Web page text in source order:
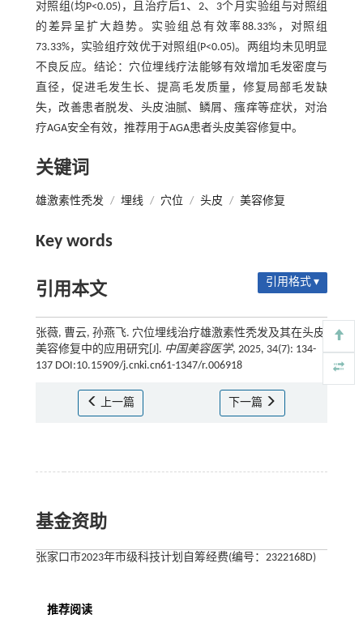
对照组(均P<0.05)，且治疗后1、2、3个月实验组与对照组
的差异呈扩大趋势。实验组总有效率88.33%，对照组
73.33%，实验组疗效优于对照组(P<0.05)。两组均未见明显
不良反应。结论：穴位埋线疗法能够有效增加毛发密度与
直径，促进毛发生长、提高毛发质量，修复局部毛发缺
失，改善患者脱发、头皮油腻、鳞屑、瘙痒等症状，对治
疗AGA安全有效，推荐用于AGA患者头皮美容修复中。
关键词
雄激素性秃发 / 埋线 / 穴位 / 头皮 / 美容修复
Key words
引用本文 引用格式 ▾
张薇, 曹云, 孙燕飞. 穴位埋线治疗雄激素性秃发及其在头皮
美容修复中的应用研究[J]. 中国美容医学, 2025, 34(7): 134-
137 DOI:10.15909/j.cnki.cn61-1347/r.006918
上一篇 下一篇
基金资助
张家口市2023年市级科技计划自筹经费(编号：2322168D)